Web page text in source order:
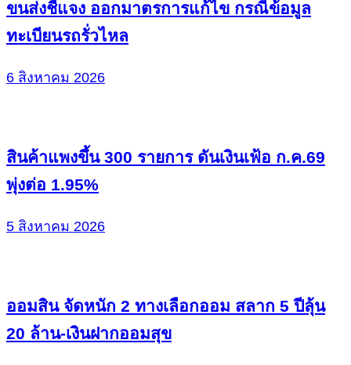
ขนส่งชี้แจง ออกมาตรการแก้ไข กรณีข้อมูล
ทะเบียนรถรั่วไหล
6 สิงหาคม 2026
สินค้าแพงขึ้น 300 รายการ ดันเงินเฟ้อ ก.ค.69
พุ่งต่อ 1.95%
5 สิงหาคม 2026
ออมสิน จัดหนัก 2 ทางเลือกออม สลาก 5 ปีลุ้น
20 ล้าน-เงินฝากออมสุข